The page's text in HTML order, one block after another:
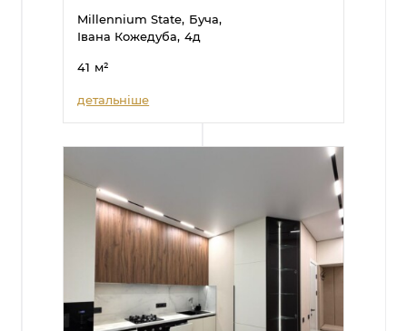
Millennium State, Буча,
Івана Кожедуба, 4д
41 м²
детальніше